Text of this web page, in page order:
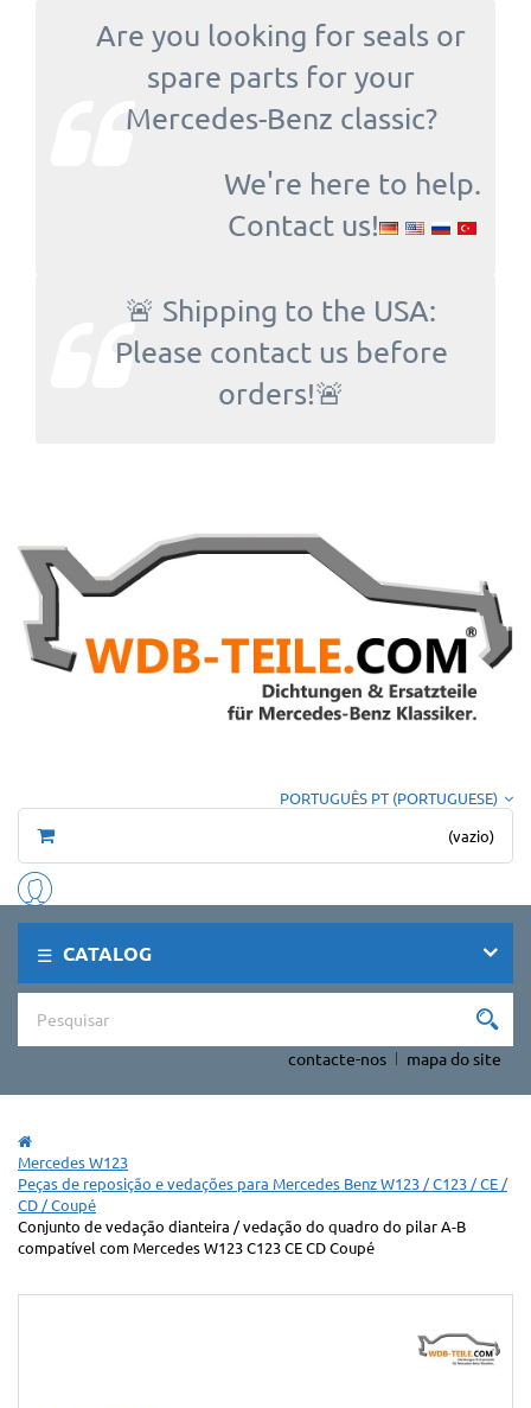
Are you looking for seals or
spare parts for your
Mercedes-Benz classic?
We're here to help.
Contact us!
🚨 Shipping to the USA:
Please contact us before
orders!🚨
PORTUGUÊS PT (PORTUGUESE)
(vazio)
CATALOG
contacte-nos mapa do site
Mercedes W123
Peças de reposição e vedações para Mercedes Benz W123 / C123 / CE /
CD / Coupé
Conjunto de vedação dianteira / vedação do quadro do pilar A-B
compatível com Mercedes W123 C123 CE CD Coupé